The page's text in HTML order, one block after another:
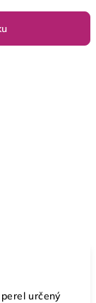
určený